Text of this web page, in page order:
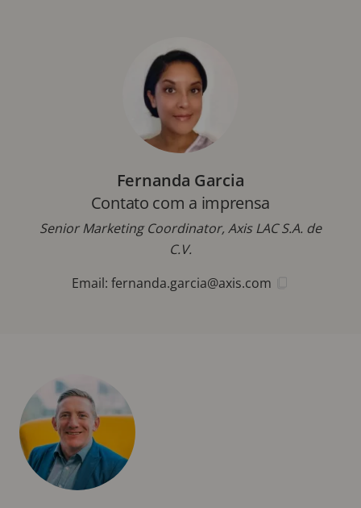
Fernanda Garcia
Contato com a imprensa
Senior Marketing Coordinator, Axis LAC S.A. de
C.V.
Email: fernanda.garcia@axis.com